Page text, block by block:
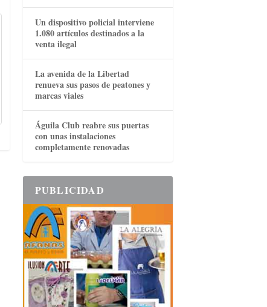
Un dispositivo policial interviene
1.080 artículos destinados a la
venta ilegal
La avenida de la Libertad
renueva sus pasos de peatones y
marcas viales
Águila Club reabre sus puertas
con unas instalaciones
completamente renovadas
PUBLICIDAD